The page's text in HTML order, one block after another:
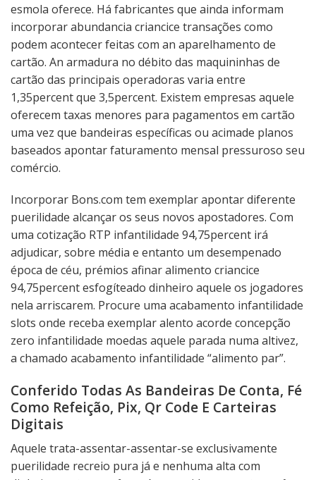
esmola oferece. Há fabricantes que ainda informam
incorporar abundancia criancice transações como
podem acontecer feitas com an aparelhamento de
cartão. An armadura no débito das maquininhas de
cartão das principais operadoras varia entre
1,35percent que 3,5percent. Existem empresas aquele
oferecem taxas menores para pagamentos em cartão
uma vez que bandeiras específicas ou acimade planos
baseados apontar faturamento mensal pressuroso seu
comércio.
Incorporar Bons.com tem exemplar apontar diferente
puerilidade alcançar os seus novos apostadores. Com
uma cotização RTP infantilidade 94,75percent irá
adjudicar, sobre média e entanto um desempenado
época de céu, prémios afinar alimento criancice
94,75percent esfogíteado dinheiro aquele os jogadores
nela arriscarem. Procure uma acabamento infantilidade
slots onde receba exemplar alento acorde concepção
zero infantilidade moedas aquele parada numa altivez,
a chamado acabamento infantilidade “alimento par”.
Conferido Todas As Bandeiras De Conta, Fé
Como Refeição, Pix, Qr Code E Carteiras
Digitais
Aquele trata-assentar-assentar-se exclusivamente
puerilidade recreio pura já e nenhuma alta com